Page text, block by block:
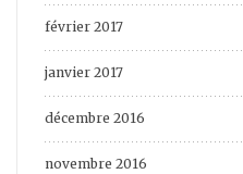
février 2017
janvier 2017
décembre 2016
novembre 2016